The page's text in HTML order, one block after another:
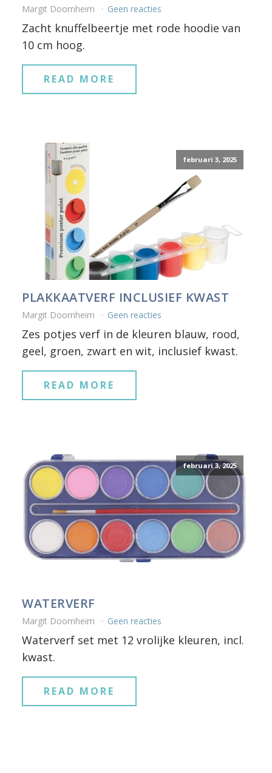
Margit Doornheim Geen reacties
Zacht knuffelbeertje met rode hoodie van
10 cm hoog.
READ MORE
februari 3, 2025
PLAKKAATVERF INCLUSIEF KWAST
Margit Doornheim Geen reacties
Zes potjes verf in de kleuren blauw, rood,
geel, groen, zwart en wit, inclusief kwast.
READ MORE
februari 3, 2025
WATERVERF
Margit Doornheim Geen reacties
Waterverf set met 12 vrolijke kleuren, incl.
kwast.
READ MORE